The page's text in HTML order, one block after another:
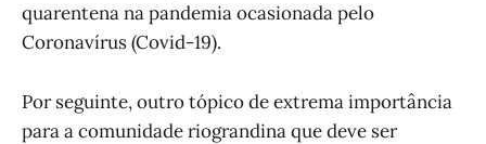
quarentena na pandemia ocasionada pelo
Coronavírus (Covid-19).
Por seguinte, outro tópico de extrema importância
para a comunidade riograndina que deve ser